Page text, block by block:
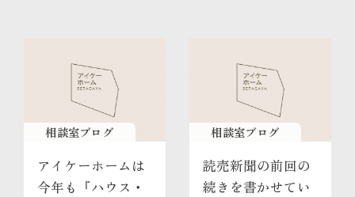
相談室ブログ
アイケーホームは
今年も『ハウス・
相談室ブログ
読売新聞の前回の
続きを書かせてい